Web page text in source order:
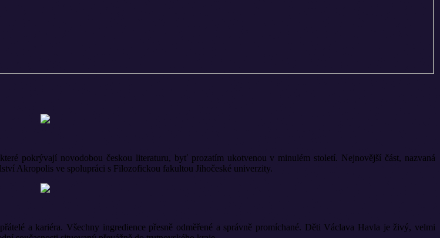
pokrývají novodobou českou literaturu, byť prozatím ukotvenou v minulém století. Nejnovější část, nazvaná
Akropolis ve spolupráci s Filozofickou fakultou Jihočeské univerzity.
a kariéra. Všechny ingredience přesně odměřené a správně promíchané. Děti Václava Havla je živý, velmi